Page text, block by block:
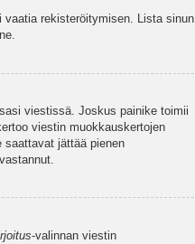
rekisteröitymisen. Lista sinun
viestissä. Joskus painike toimii
viestin muokkauskertojen
jättää pienen
-valinnan viestin